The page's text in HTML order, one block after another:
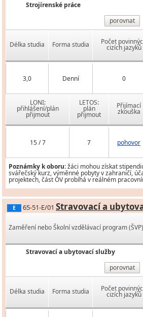
Strojírenské práce
porovnat
Délka studia Forma studia Počet
cizích jazyků
3,0 Denní 0
LONI:
přihlášení/plán
přijmout
LETOS:
plán
přijmout
Přijímací
zkouška
15 / 7 7 pohovor
Poznámky k oboru:žáci mohou získat
svářečský kurz, výměnné pobyty v zahraničí,
projektech, část OV probíhá v reálném
E 65-51-E/01 Stravovací a
Zaměření nebo Školní vzdělávací program (ŠVP)
Stravovací a ubytovací služby
porovnat
Délka studia Forma studia Počet
cizích jazyků